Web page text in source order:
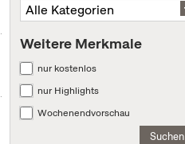
Weitere Merkmale
nur kostenlos
nur Highlights
Wochenendvorschau
Suchen